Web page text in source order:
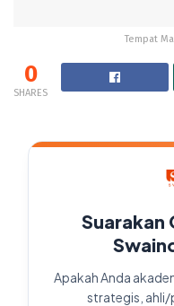
Tempat
0
SHARES
Suarakan
Apakah Anda
strategis, ahli/